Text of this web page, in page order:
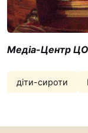
Медіа-Центр
діти-сироти